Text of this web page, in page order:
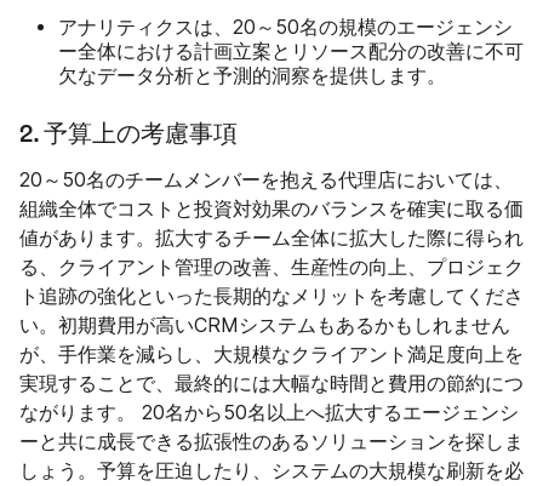
アナリティクスは 、20～50名の規模のエージェンシ
ー全体における計画立案とリソース配分の改善に不可
欠なデータ分析と予測的洞察を提供します。
2. 予算上の考慮事項
20～50名のチームメンバーを抱える代理店においては、
組織全体でコストと投資対効果のバランスを確実に取る価
値があります。拡大するチーム全体に拡大した際に得られ
る、クライアント管理の改善、生産性の向上、プロジェク
ト追跡の強化といった長期的なメリットを考慮してくださ
い。初期費用が高いCRMシステムもあるかもしれません
が、手作業を減らし、大規模なクライアント満足度向上を
実現することで、最終的には大幅な時間と費用の節約につ
ながります。 20名から50名以上へ拡大するエージェンシ
ーと共に成長できる拡張性のあるソリューションを探しま
しょう。予算を圧迫したり、システムの大規模な刷新を必